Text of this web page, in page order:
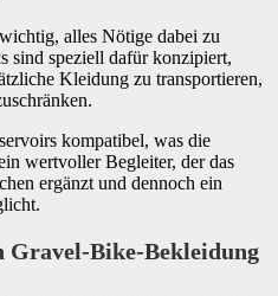
alles Nötige dabei zu
sind speziell dafür konzipiert,
Kleidung zu transportieren,
kompatibel, was die
wertvoller Begleiter, der das
ergänzt und dennoch ein
Gravel-Bike-Bekleidung